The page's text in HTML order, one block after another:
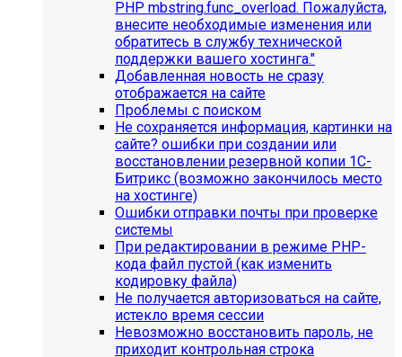
Инструкция по удалению ссылок на
социальные сети
Для готовых решений на SIMAI-SF4:
SIMAI-SF4: Сайт библиотеки, SIMAI-SF4: Сайт
благотворительного фонда, SIMAI-SF4: Сайт города,
SIMAI-SF4: Сайт государственной организации, SIMAI-
SF4: Сайт дворца культуры, SIMAI-SF4: Сайт детского
PHP mbstring.func_overload. Пожалуйста,
внесите необходимые изменения или
обратитесь в службу технической
поддержки вашего хостинга."
Добавленная новость не сразу
отображается на сайте
Проблемы с поиском
Не сохраняется информация, картинки на
сайте? ошибки при создании или
восстановлении резервной копии 1С-
Битрикс (возможно закончилось место
на хостинге)
Ошибки отправки почты при проверке
системы
При редактировании в режиме PHP-
кода файл пустой (как изменить
кодировку файла)
Не получается авторизоваться на сайте,
истекло время сессии
Невозможно восстановить пароль, не
приходит контрольная строка